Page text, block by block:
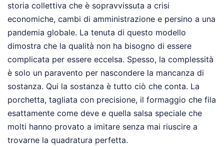
storia collettiva che è sopravvissuta a crisi
economiche, cambi di amministrazione e persino a una
pandemia globale. La tenuta di questo modello
dimostra che la qualità non ha bisogno di essere
complicata per essere eccelsa. Spesso, la complessità
è solo un paravento per nascondere la mancanza di
sostanza. Qui la sostanza è tutto ciò che conta. La
porchetta, tagliata con precisione, il formaggio che fila
esattamente come deve e quella salsa speciale che
molti hanno provato a imitare senza mai riuscire a
trovarne la quadratura perfetta.